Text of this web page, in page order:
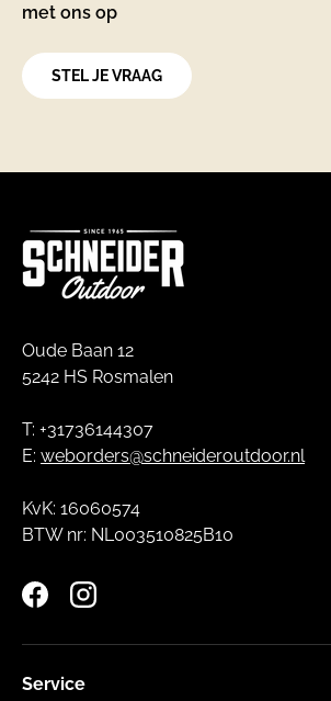
met ons op
STEL JE VRAAG
Oude Baan 12
5242 HS Rosmalen
T: +31736144307
E: weborders@schneideroutdoor.nl
KvK: 16060574
BTW nr: NL003510825B10
FacebookInstagram
Service